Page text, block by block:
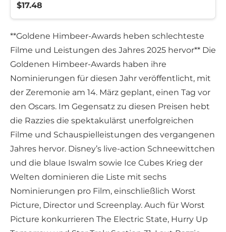
$17.48
**Goldene Himbeer-Awards heben schlechteste
Filme und Leistungen des Jahres 2025 hervor** Die
Goldenen Himbeer-Awards haben ihre
Nominierungen für diesen Jahr veröffentlicht, mit
der Zeremonie am 14. März geplant, einen Tag vor
den Oscars. Im Gegensatz zu diesen Preisen hebt
die Razzies die spektakulärst unerfolgreichen
Filme und Schauspielleistungen des vergangenen
Jahres hervor. Disney’s live-action Schneewittchen
und die blaue Iswalm sowie Ice Cubes Krieg der
Welten dominieren die Liste mit sechs
Nominierungen pro Film, einschließlich Worst
Picture, Director und Screenplay. Auch für Worst
Picture konkurrieren The Electric State, Hurry Up